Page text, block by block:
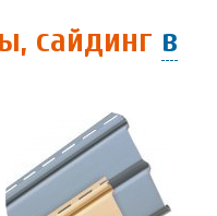
сайдинг в